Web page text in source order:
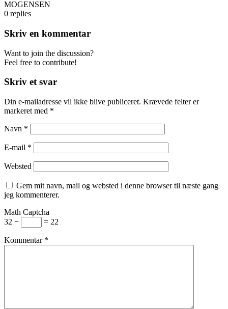
MOGENSEN
0 replies
Skriv en kommentar
Want to join the discussion?
Feel free to contribute!
Skriv et svar
Din e-mailadresse vil ikke blive publiceret. Krævede felter er
markeret med *
Navn *
E-mail *
Websted
Gem mit navn, mail og websted i denne browser til næste gang
jeg kommenterer.
Math Captcha
32 −
= 22
Kommentar *